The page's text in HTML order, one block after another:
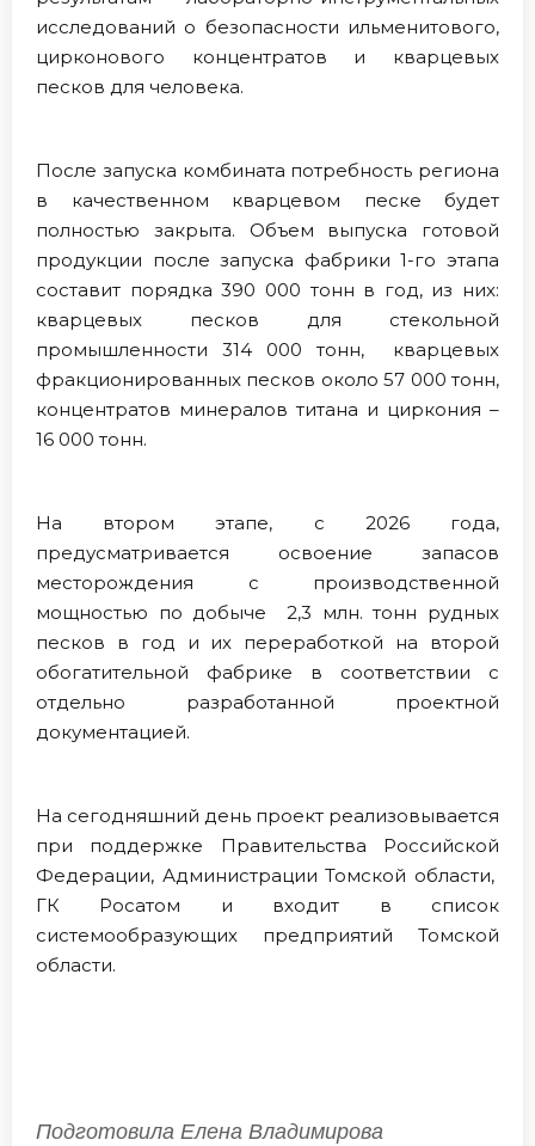
исследований о безопасности ильменитового,
цирконового концентратов и кварцевых
песков для человека.
После запуска комбината потребность региона
в качественном кварцевом песке будет
полностью закрыта. Объем выпуска готовой
продукции после запуска фабрики 1-го этапа
составит порядка 390 000 тонн в год, из них:
кварцевых песков для стекольной
промышленности 314 000 тонн, кварцевых
фракционированных песков около 57 000 тонн,
концентратов минералов титана и циркония –
16 000 тонн.
На втором этапе, с 2026 года,
предусматривается освоение запасов
месторождения с производственной
мощностью по добыче 2,3 млн. тонн рудных
песков в год и их переработкой на второй
обогатительной фабрике в соответствии с
отдельно разработанной проектной
документацией.
На сегодняшний день проект реализовывается
при поддержке Правительства Российской
Федерации, Администрации Томской области,
ГК Росатом и входит в список
системообразующих предприятий Томской
области.
Подготовила Елена Владимирова